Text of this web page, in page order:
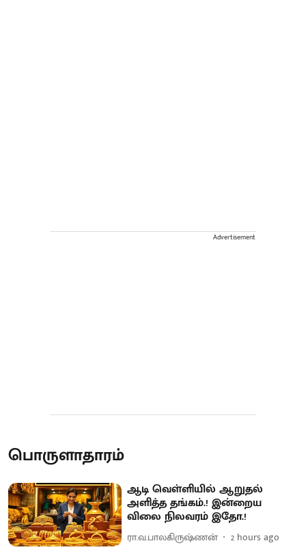
Advertisement
பொருளாதாரம்
ஆடி வெள்ளியில் ஆறுதல்
அளித்த தங்கம்.! இன்றைய
விலை நிலவரம் இதோ.!
ரா.வ.பாலகிருஷ்ணன் 2 hours ago